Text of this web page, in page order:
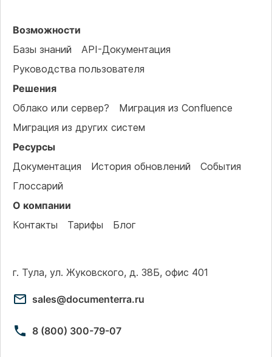
Возможности
Базы знаний
API-Документация
Руководства пользователя
Решения
Облако или сервер?
Миграция из Confluence
Миграция из других систем
Ресурсы
Документация
История обновлений
События
Глоссарий
О компании
Контакты
Тарифы Блог
г. Тула, ул. Жуковского, д. 38Б, офис 401
sales@documenterra.ru
8 (800) 300-79-07